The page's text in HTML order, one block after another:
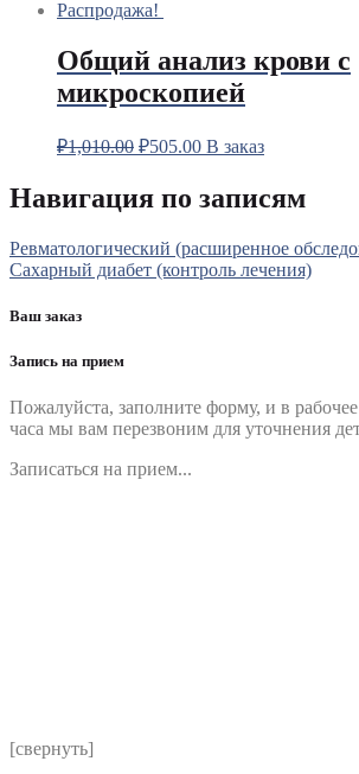
Распродажа!
Общий анализ крови с
микроскопией
₽1,010.00 ₽505.00 В заказ
Навигация по записям
Ревматологический (расширенное
Сахарный диабет (контроль лечения)
Ваш заказ
Запись на прием
Пожалуйста, заполните форму, и в
часа мы вам перезвоним для уточнения
Записаться на прием...
[свернуть]